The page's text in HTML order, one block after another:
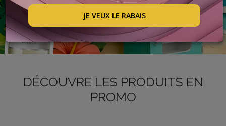
PROMOTIONS
BLOG
DÉCOUVRE LES PRODUITS EN
PROMO
JE VEUX LE RABAIS